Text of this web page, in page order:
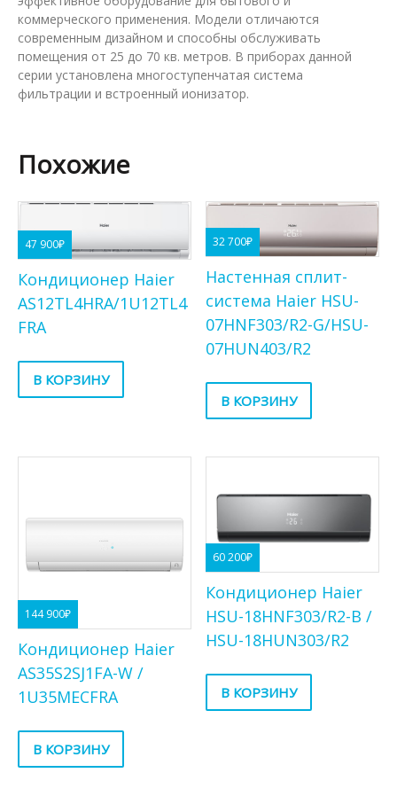
коммерческого применения. Модели отличаются
современным дизайном и способны обслуживать
помещения от 25 до 70 кв. метров. В приборах данной
серии установлена многоступенчатая система
фильтрации и встроенный ионизатор.
Похожие
47 900₽
Кондиционер Haier
AS12TL4HRA/1U12TL4
FRA
В КОРЗИНУ
32 700₽
Настенная сплит-
система Haier HSU-
07HNF303/R2-G/HSU-
07HUN403/R2
В КОРЗИНУ
144 900₽
Кондиционер Haier
AS35S2SJ1FA-W /
1U35MECFRA
В КОРЗИНУ
60 200₽
Кондиционер Haier
HSU-18HNF303/R2-B /
HSU-18HUN303/R2
В КОРЗИНУ